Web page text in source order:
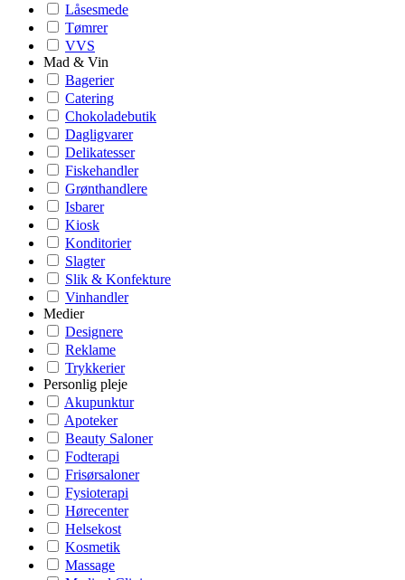
Låsesmede
Tømrer
VVS
Mad & Vin
Bagerier
Catering
Chokoladebutik
Dagligvarer
Delikatesser
Fiskehandler
Grønthandlere
Isbarer
Kiosk
Konditorier
Slagter
Slik & Konfekture
Vinhandler
Medier
Designere
Reklame
Trykkerier
Personlig pleje
Akupunktur
Apoteker
Beauty Saloner
Fodterapi
Frisørsaloner
Fysioterapi
Hørecenter
Helsekost
Kosmetik
Massage